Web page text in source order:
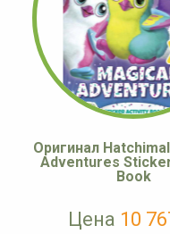
Оригинал
Adventures
Book
Цена 10